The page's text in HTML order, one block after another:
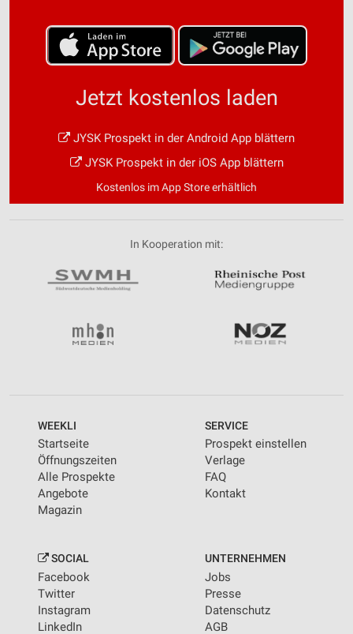
Jetzt kostenlos laden
JYSK Prospekt in der Android App blättern
JYSK Prospekt in der iOS App blättern
Kostenlos im App Store erhältlich
In Kooperation mit:
WEEKLI
Startseite
Öffnungszeiten
Alle Prospekte
Angebote
Magazin
SERVICE
Prospekt einstellen
Verlage
FAQ
Kontakt
SOCIAL
Facebook
Twitter
Instagram
LinkedIn
UNTERNEHMEN
Jobs
Presse
Datenschutz
AGB